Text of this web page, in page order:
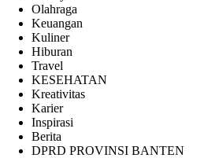
Olahraga
Keuangan
Kuliner
Hiburan
Travel
KESEHATAN
Kreativitas
Karier
Inspirasi
Berita
DPRD PROVINSI BANTEN